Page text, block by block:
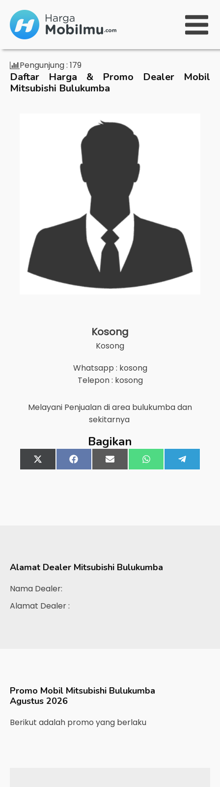
Pengunjung : 179
Daftar Harga & Promo Dealer Mobil
Mitsubishi Bulukumba
Kosong
Kosong
Whatsapp : kosong
Telepon : kosong
Melayani Penjualan di area bulukumbadan
sekitarnya
Bagikan
Share
on
X
(Twitter)
Share
on
FacebookShare
on
Email Share
on
WhatsApp
on
Alamat Dealer Mitsubishi Bulukumba
Nama Dealer:
Alamat Dealer :
Promo Mobil Mitsubishi Bulukumba
Agustus 2026
Berikut adalah promo yang berlaku